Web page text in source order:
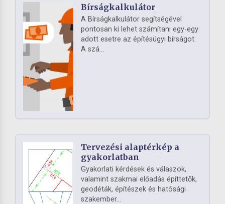
Bírságkalkulátor
A Bírságkalkulátor segítségével
pontosan ki lehet számítani egy-egy
adott esetre az építésügyi bírságot.
A szá...
Tervezési alaptérkép a
gyakorlatban
Gyakorlati kérdések és válaszok,
valamint szakmai előadás építtetők,
geodéták, építészek és hatósági
szakember...